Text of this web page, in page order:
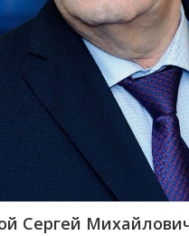
Сергей